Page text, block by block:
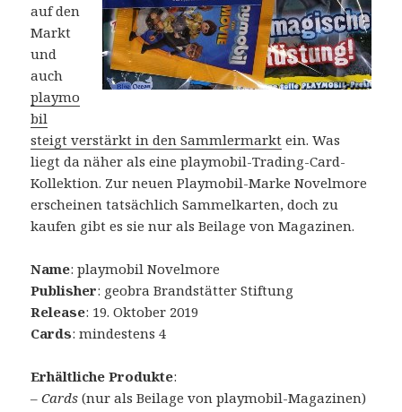
auf den
Markt
und
auch
playmo
bil
steigt verstärkt in den Sammlermarkt ein. Was
liegt da näher als eine playmobil-Trading-Card-
Kollektion. Zur neuen Playmobil-Marke Novelmore
erscheinen tatsächlich Sammelkarten, doch zu
kaufen gibt es sie nur als Beilage von Magazinen.
Name: playmobil Novelmore
Publisher: geobra Brandstätter Stiftung
Release: 19. Oktober 2019
Cards: mindestens 4
Erhältliche Produkte:
–Cards (nur als Beilage von playmobil-Magazinen)